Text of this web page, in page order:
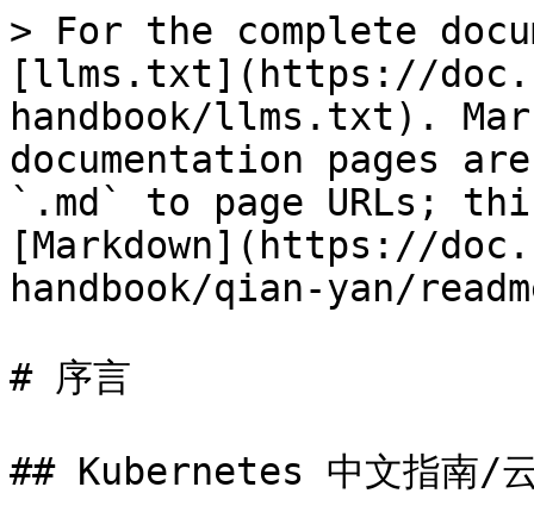
> For the complete
[llms.txt](https://
handbook/llms.txt).
documentation pages
`.md` to page URLs;
[Markdown](https://
handbook/qian-yan/
# 序言
## Kubernetes 中文指南/云